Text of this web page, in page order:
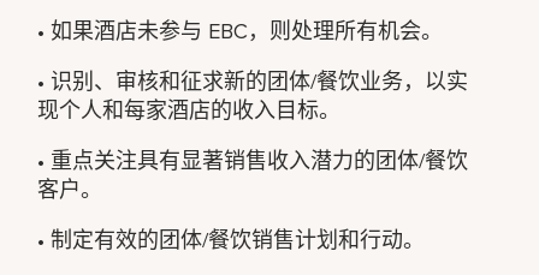
• 如果酒店未参与 EBC，则处理所有机会。
• 识别、审核和征求新的团体/餐饮业务，以实
现个人和每家酒店的收入目标。
• 重点关注具有显著销售收入潜力的团体/餐饮
客户。
• 制定有效的团体/餐饮销售计划和行动。